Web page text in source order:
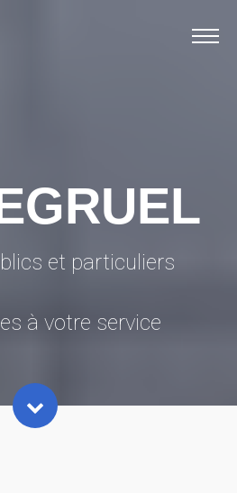
et particuliers
à votre service